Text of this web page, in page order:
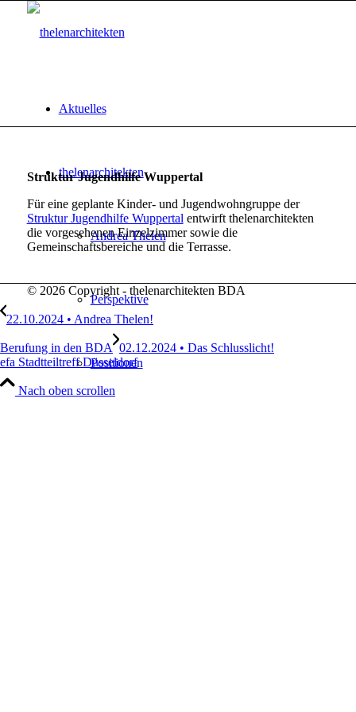
Aktuelles
thelenarchitekten
Andrea Thelen
Perspektive
Positionen
Struktur Jugendhilfe Wuppertal
Für eine geplante Kinder- und Jugendwohngruppe der
Struktur Jugendhilfe Wuppertal entwirft thelenarchitekten
die vorgesehenen Einzelzimmer sowie die
Gemeinschaftsbereiche und die Terrasse.
© 2026 Copyright - thelenarchitekten BDA
22.10.2024 • Andrea Thelen!
Berufung in den BDA 02.12.2024 • Das Schlusslicht!
efa Stadtteiltreff Düsseldorf
Nach oben scrollen